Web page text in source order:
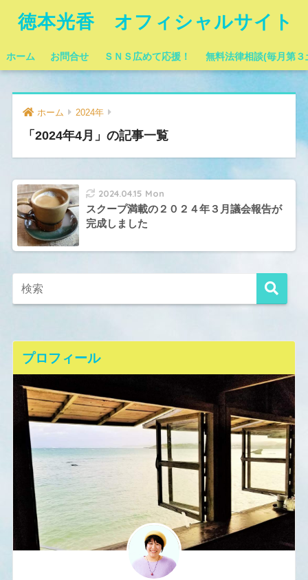
徳本光香 オフィシャルサイト
ホーム お問合せ ＳＮＳ広めて応援！ 無料法律相談(毎月第３
ホーム 2024年
「2024年4月」の記事一覧
2024.04.15 Mon
スクープ満載の２０２４年３月議会報告が
完成しました
プロフィール